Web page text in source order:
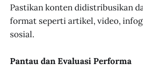
Pastikan konten didistribusikan
format seperti artikel, video,
sosial.
Pantau dan Evaluasi Performa